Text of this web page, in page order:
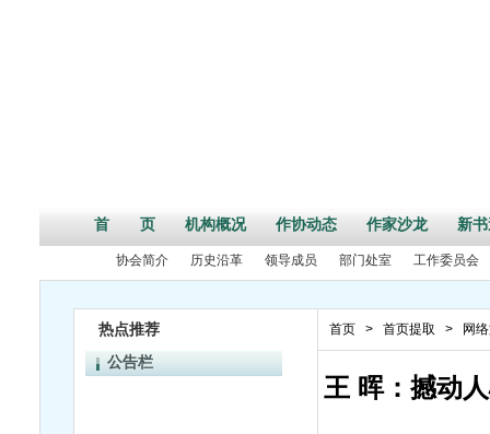
首 页 机构概况 作协动态 作家沙龙 新
协会简介 历史沿革 领导成员 部门处室 工作委员会
热点推荐
公告栏
首页 > 首页提取 > 网
王 晖：撼动